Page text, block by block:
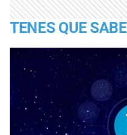
TENES QUE